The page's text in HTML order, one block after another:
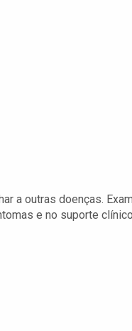
a outras doenças.
e no suporte